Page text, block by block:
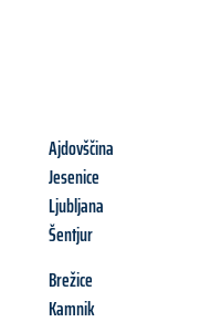
Ajdovščina
Jesenice
Ljubljana
Šentjur
Brežice
Kamnik